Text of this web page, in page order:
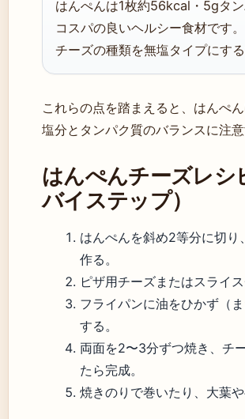
はんぺんは1枚約56kcal・5gタン
コスパの良いヘルシー食材です
チーズの種類を無塩タイプにする
これらの点を踏まえると、はんぺ
塩分とタンパク質のバランスに注
はんぺんチーズレ
バイステップ）
はんぺんを斜め2等分に切
作る。
ピザ用チーズまたはスライ
フライパンに油をひかず（
する。
両面を2〜3分ずつ焼き、チ
たら完成。
焼きのりで巻いたり、大葉